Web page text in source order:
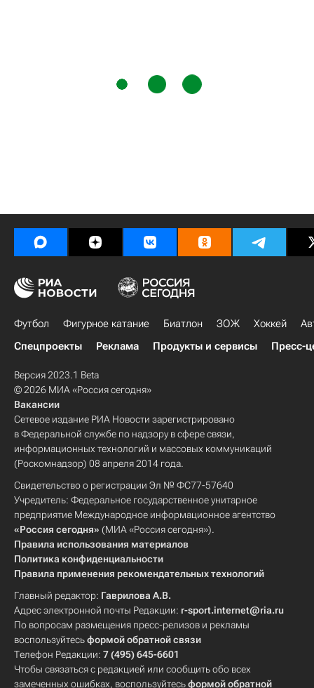
Футбол Фигурное катание Биатлон ЗОЖ Хоккей
Спецпроекты
Реклама Продукты и сервисы Пресс-
Версия 2023.1 Beta
© 2026 МИА «Россия сегодня»
Вакансии
Сетевое издание РИА Новости зарегистрировано
в Федеральной службе по надзору в сфере связи,
информационных технологий и массовых коммуникаций
(Роскомнадзор) 08 апреля 2014 года.
Свидетельство о регистрации Эл № ФС77-57640
Учредитель: Федеральное государственное унитарное
предприятие Международное информационное агентство
«Россия сегодня» (МИА «Россия сегодня»).
Правила использования материалов
Политика конфиденциальности
Правила применения рекомендательных технологий
Главный редактор: Гаврилова А.В.
Адрес электронной почты Редакции: r-sport.internet@ria.ru
По вопросам размещения пресс-релизов и рекламы
воспользуйтесьформой обратной связи
Телефон Редакции: 7 (495) 645-6601
Чтобы связаться с редакцией или сообщить обо всех
замеченных ошибках, воспользуйтесьформой обратной